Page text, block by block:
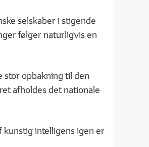
selskaber i stigende
følger naturligvis en
stor opbakning til den
afholdes det nationale
intelligens igen er